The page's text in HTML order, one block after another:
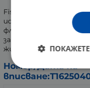
Fisetyna (Физетин) 100
искат да допълнят
флавоноид, за да
защита на тялото си
жизненост и нормална
Номер/Дата на